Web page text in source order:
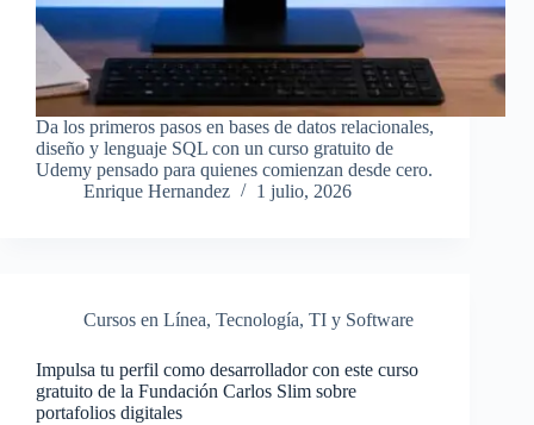
Da los primeros pasos en bases de datos relacionales,
diseño y lenguaje SQL con un curso gratuito de
Udemy pensado para quienes comienzan desde cero.
Enrique Hernandez
1 julio, 2026
Cursos en Línea, Tecnología, TI y Software
Impulsa tu perfil como desarrollador con este curso
gratuito de la Fundación Carlos Slim sobre
portafolios digitales